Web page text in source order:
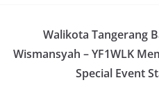
Walikota Tangerang
Wismansyah – YF1WLK
Special Event